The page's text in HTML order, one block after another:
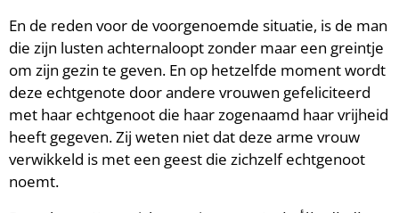
En de reden voor de voorgenoemde situatie, is de man
die zijn lusten achternaloopt zonder maar een greintje
om zijn gezin te geven. En op hetzelfde moment wordt
deze echtgenote door andere vrouwen gefeliciteerd
met haar echtgenoot die haar zogenaamd haar vrijheid
heeft gegeven. Zij weten niet dat deze arme vrouw
verwikkeld is met een geest die zichzelf echtgenoot
noemt.